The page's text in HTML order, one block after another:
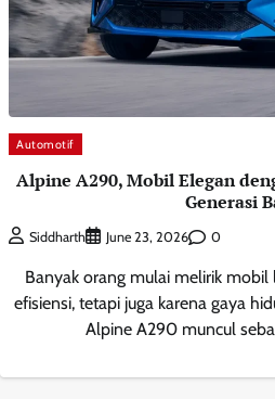
Automotif
Alpine A290, Mobil Elegan
Generasi
Siddharth June 23, 2026 0
Banyak orang mulai melirik mobil
efisiensi, tetapi juga karena gaya
Alpine A290 muncul